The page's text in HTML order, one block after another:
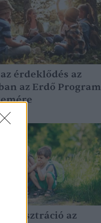
érdeklődés az
az Erdő Program
regisztráció az